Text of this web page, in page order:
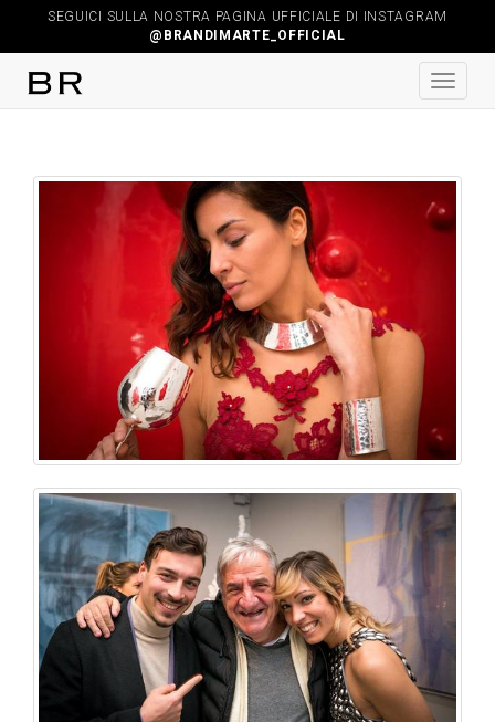
SEGUICI SULLA NOSTRA PAGINA UFFICIALE DI INSTAGRAM
@BRANDIMARTE_OFFICIAL